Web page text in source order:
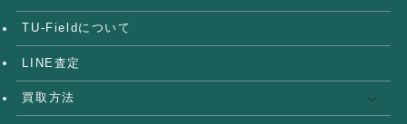
TU-Fieldについて
LINE査定
買取方法